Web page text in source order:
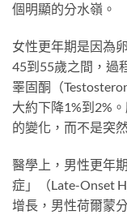
個明顯的分水嶺。
女性更年期是因為
45到55歲之間，過
睪固酮（
大約下降1%到2%
的變化，而不是突
醫學上，男性更年
症」（Late-Onset
增長，男性荷爾蒙